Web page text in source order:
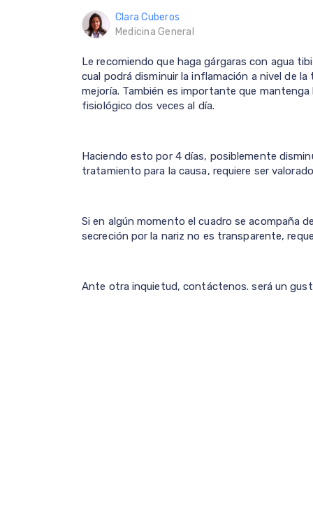
Clara Cuberos
Medicina General
Le recomiendo que haga gárgaras con agua
cual podrá disminuir la inflamación a nivel de
mejoría. También es importante que
fisiológico dos veces al día.
Haciendo esto por 4 días, posiblemente
tratamiento para la causa, requiere ser
Si en algún momento el cuadro se acompaña
secreción por la nariz no es transparente,
Ante otra inquietud, contáctenos. será un